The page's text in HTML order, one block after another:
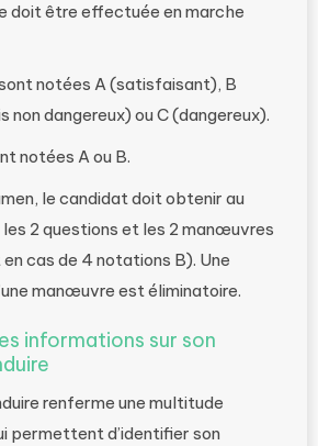
doit être effectuée en marche
notées A (satisfaisant), B
dangereux) ou C (dangereux).
notées A ou B.
le candidat doit obtenir au
les 2 questions et les 2 manœuvres
cas de 4 notations B). Une
manœuvre est éliminatoire.
informations sur son
renferme une multitude
permettent d’identifier son